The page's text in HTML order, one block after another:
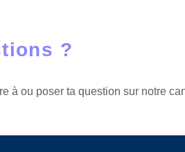
?
à ou poser ta question sur notre